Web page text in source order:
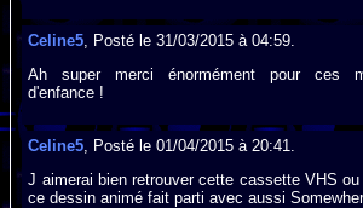
Celine5, Posté le 31/03/2015 à 04:59.
Ah super merci énormément pour ces
d'enfance !
Celine5 , Posté le 01/04/2015 à 20:41.
J aimerai bien retrouver cette cassette VHS
ce dessin animé fait parti avec aussi